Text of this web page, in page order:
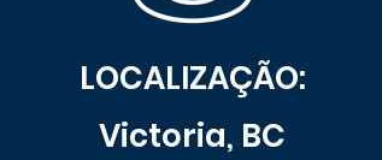
LOCALIZAÇÃO:
Victoria, BC